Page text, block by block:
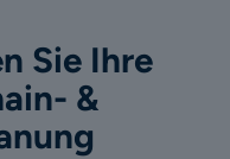
Sie Ihre
&